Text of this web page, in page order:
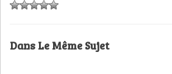
Dans Le Même Sujet